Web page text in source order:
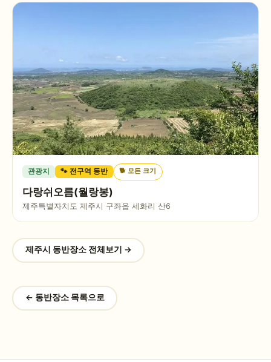
관광지 🐾 전구역 동반 🐕모든 크기
다랑쉬오름(월랑봉)
제주특별자치도 제주시 구좌읍 세화리 산6
제주시 동반장소 전체보기 →
← 동반장소 목록으로